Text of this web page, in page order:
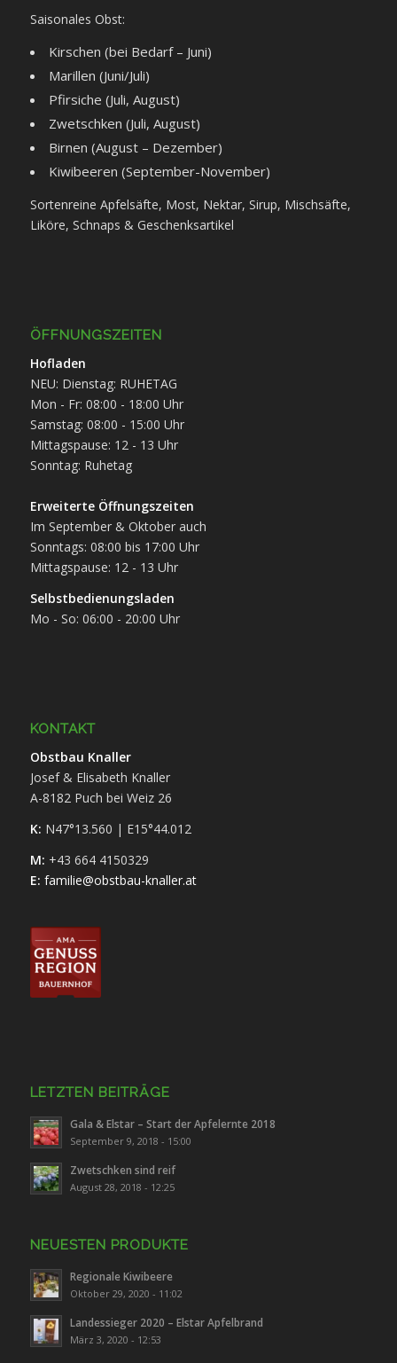
Saisonales Obst:
Kirschen (bei Bedarf – Juni)
Marillen (Juni/Juli)
Pfirsiche (Juli, August)
Zwetschken (Juli, August)
Birnen (August – Dezember)
Kiwibeeren (September-November)
Sortenreine Apfelsäfte, Most, Nektar, Sirup, Mischsäfte,
Liköre, Schnaps & Geschenksartikel
ÖFFNUNGSZEITEN
Hofladen
NEU: Dienstag: RUHETAG
Mon - Fr: 08:00 - 18:00 Uhr
Samstag: 08:00 - 15:00 Uhr
Mittagspause: 12 - 13 Uhr
Sonntag: Ruhetag
Erweiterte Öffnungszeiten
Im September & Oktober auch
Sonntags: 08:00 bis 17:00 Uhr
Mittagspause: 12 - 13 Uhr
Selbstbedienungsladen
Mo - So: 06:00 - 20:00 Uhr
KONTAKT
Obstbau Knaller
Josef & Elisabeth Knaller
A-8182 Puch bei Weiz 26
K: N47°13.560 | E15°44.012
M: +43 664 4150329
E: familie@obstbau-knaller.at
LETZTEN BEITRÄGE
Gala & Elstar – Start der Apfelernte 2018
September 9, 2018 - 15:00
Zwetschken sind reif
August 28, 2018 - 12:25
NEUESTEN PRODUKTE
Regionale Kiwibeere
Oktober 29, 2020 - 11:02
Landessieger 2020 – Elstar Apfelbrand
März 3, 2020 - 12:53